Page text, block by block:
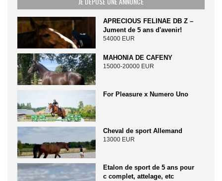
APRECIOUS FELINAE DB Z –
Jument de 5 ans d'avenir!
54000 EUR
MAHONIA DE CAFENY
15000-20000 EUR
For Pleasure x Numero Uno
Cheval de sport Allemand
13000 EUR
Etalon de sport de 5 ans pour
c complet, attelage, etc